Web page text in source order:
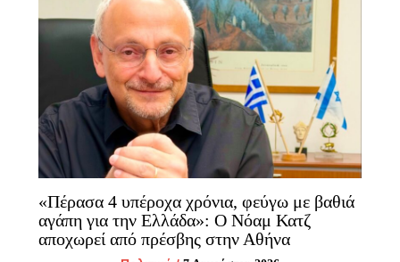
«Πέρασα 4 υπέροχα χρόνια, φεύγω με βαθιά
αγάπη για την Ελλάδα»: Ο Νόαμ Κατζ
αποχωρεί από πρέσβης στην Αθήνα